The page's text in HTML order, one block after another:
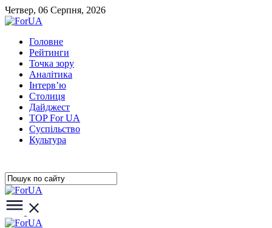
Четвер, 06 Серпня, 2026
Головне
Рейтинги
Точка зору
Аналітика
Інтерв’ю
Столиця
Дайджест
TOP For UA
Суспiльство
Культура